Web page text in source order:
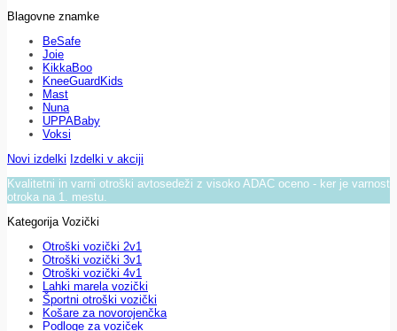
Blagovne znamke
BeSafe
Joie
KikkaBoo
KneeGuardKids
Mast
Nuna
UPPABaby
Voksi
Novi izdelki Izdelki v akciji
Kvalitetni in varni otroški avtosedeži z visoko ADAC oceno - ker je varnost
otroka na 1. mestu.
Kategorija Vozički
Otroški vozički 2v1
Otroški vozički 3v1
Otroški vozički 4v1
Lahki marela vozički
Športni otroški vozički
Košare za novorojenčka
Podloge za voziček